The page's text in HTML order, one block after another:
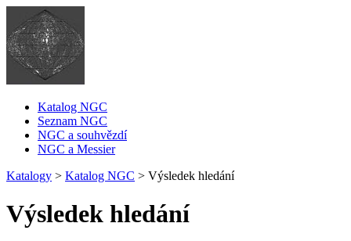
Katalog NGC
Seznam NGC
NGC a souhvězdí
NGC a Messier
Katalogy > Katalog NGC > Výsledek hledání
Výsledek hledání